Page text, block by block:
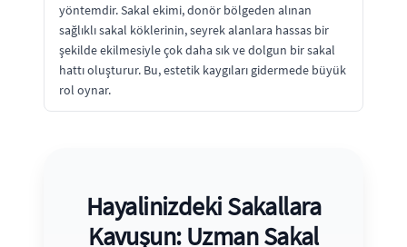
yöntemdir. Sakal ekimi, donör bölgeden alınan
sağlıklı sakal köklerinin, seyrek alanlara hassas bir
şekilde ekilmesiyle çok daha sık ve dolgun bir sakal
hattı oluşturur. Bu, estetik kaygıları gidermede büyük
rol oynar.
Hayalinizdeki Sakallara
Kavuşun: Uzman Sakal